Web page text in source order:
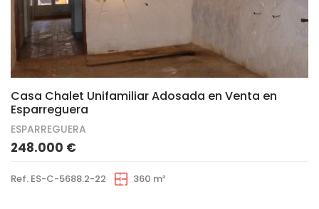
14
Casa Chalet Unifamiliar Adosada en Venta en
Esparreguera
ESPARREGUERA
248.000 €
Ref. ES-C-5688.2-22 360 m²